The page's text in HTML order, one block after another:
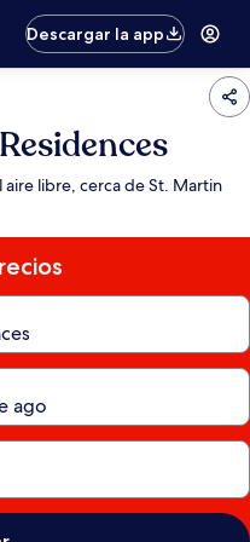
Descargar la app
aire libre, cerca de St. Martin